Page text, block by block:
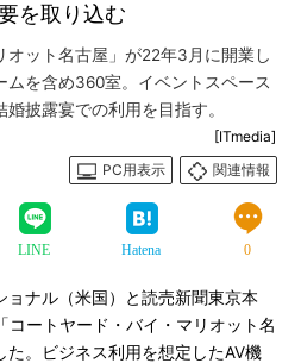
を取り込む
オット名古屋」が22年3月に開業し
ムを含め360室。イベントスペース
披露宴での利用を目指す。
[ITmedia]
PC用表示
関連情報
LINE Hatena 0
ナル（米国）と読売新聞東京本
コートヤード・バイ・マリオット名
。ビジネス利用を想定したAV機